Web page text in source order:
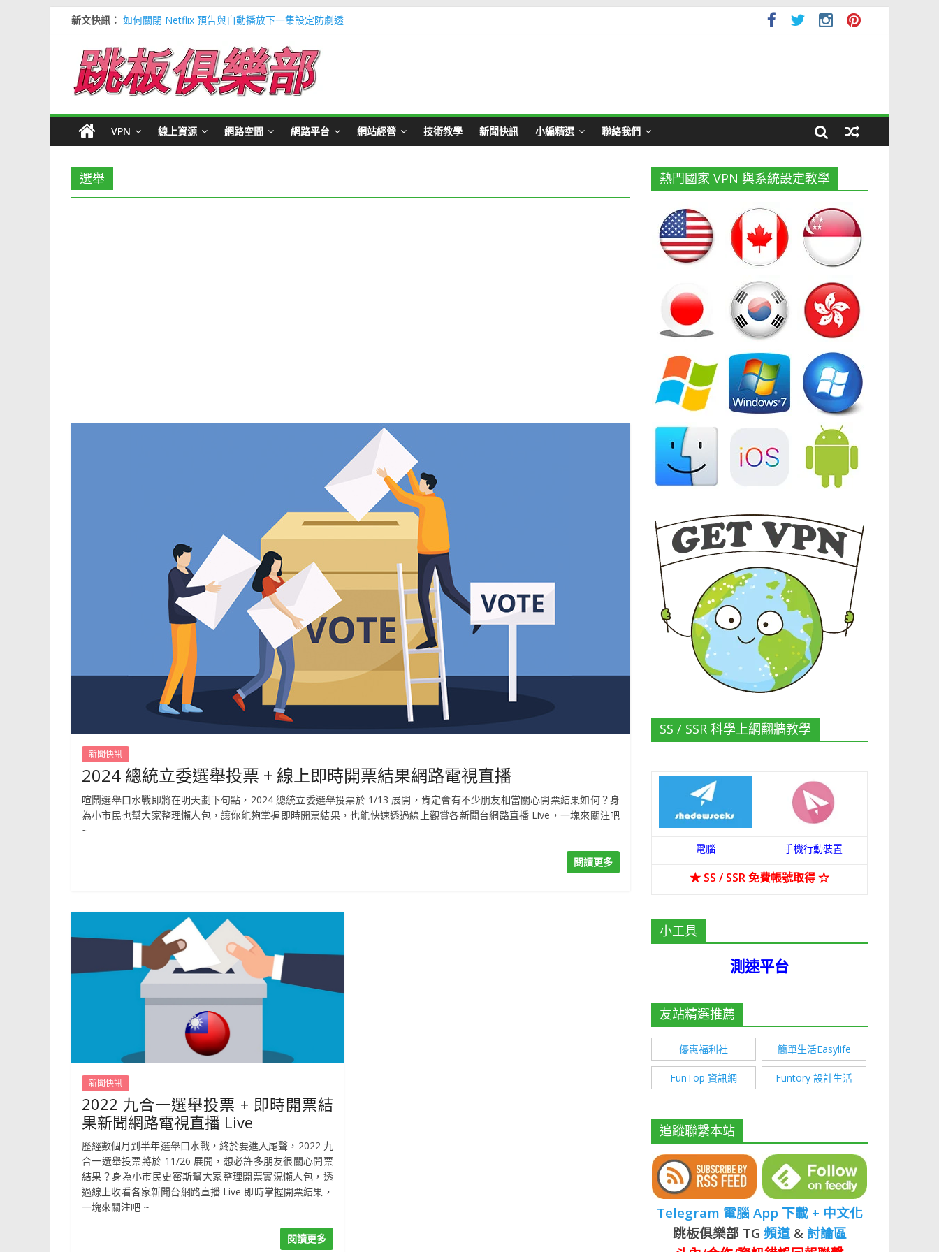
新文快訊： 如何關閉 Netflix 預告與自動播放下一集設定防劇透
信用卡號產生器 (含CVV) 懶人包＃多個 Visa / Master Card 網站
寶可夢飛人安卓必裝 FonesGo 虛擬定位不用出門玩遊戲教學
Google 刪除超過兩年登入帳號＃不想被砍帳號教學
VPN 線上資源 網路空間 網路平台 網站經營 技術教學 新聞快訊 小編精選 聯絡我們
選舉
新聞快訊
2024 總統立委選舉投票 + 線上即時開票結果網路電視直播
喧鬧選舉口水戰即將在明天劃下句點，2024 總統立委選舉投票於 1/13 展開，肯定會有不少朋友相當關心開票結果如何？身
為小市民也幫大家整理懶人包，讓你能夠掌握即時開票結果，也能快速透過線上觀賞各新聞台網路直播 Live，一塊來關注吧
~
閱讀更多
新聞快訊
2022 九合一選舉投票 + 即時開票結
果新聞網路電視直播 Live
歷經數個月到半年選舉口水戰，終於要進入尾聲，2022 九
合一選舉投票將於 11/26 展開，想必許多朋友很關心開票
結果？身為小市民史密斯幫大家整理開票實況懶人包，透
過線上收看各家新聞台網路直播 Live 即時掌握開票結果，
一塊來關注吧 ~
閱讀更多
熱門國家 VPN 與系統設定教學
SS / SSR 科學上網翻牆教學
電腦 手機行動裝置
★ SS / SSR 免費帳號取得☆
小工具
測速平台
友站精選推薦
優惠福利社 簡單生活Easylife
FunTop 資訊網 Funtory 設計生活
追蹤聯繫本站
Telegram 電腦 App 下載 + 中文化
跳板俱樂部 TG 頻道& 討論區